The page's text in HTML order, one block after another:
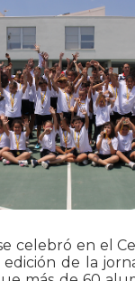
celebró en el
edición de la